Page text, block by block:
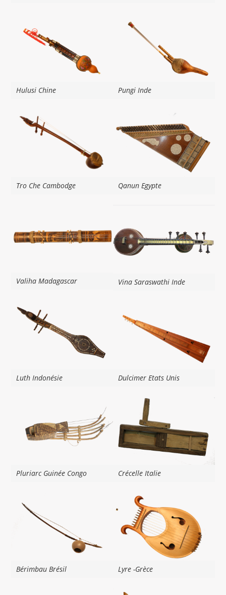
Hulusi Chine Pungi Inde
Tro Che Cambodge Qanun Egypte
Valiha Madagascar Vina Saraswathi Inde
Luth Indonésie Dulcimer Etats Unis
Pluriarc Guinée Congo Crécelle Italie
Bérimbau Brésil Lyre -Grèce